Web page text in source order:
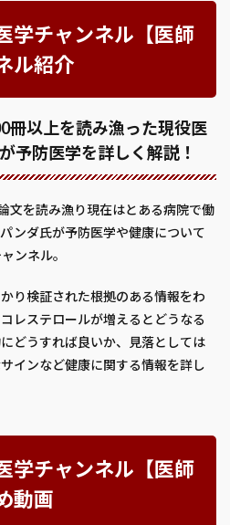
学チャンネル【医師
ル紹介
冊以上を読み漁った現役医
予防医学を詳しく解説！
文を読み漁り現在はとある病院で働
ンダ氏が予防医学や健康について
ンネル。
り検証された根拠のある情報をわ
レステロールが増えるとどうなる
どうすれば良いか、見落としては
インなど健康に関する情報を詳し
学チャンネル【医師
動画